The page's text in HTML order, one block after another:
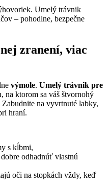
Umelý trávnik
– pohodlne, bezpečne
zranení, viac
výmole. Umelý trávnik pre
na ktorom sa váš štvornohý
na vyvrtnuté labky,
hraní.
s kĺbmi,
odhadnúť vlastnú
oči na stopkách vždy, keď